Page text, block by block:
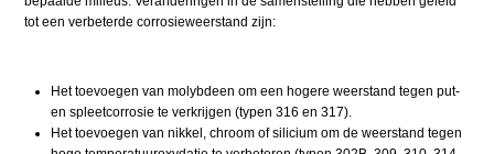
tot een verbeterde corrosieweerstand zijn:
Het toevoegen van molybdeen om een hogere weerstand tegen put-
en spleetcorrosie te verkrijgen (typen 316 en 317).
Het toevoegen van nikkel, chroom of silicium om de weerstand tegen